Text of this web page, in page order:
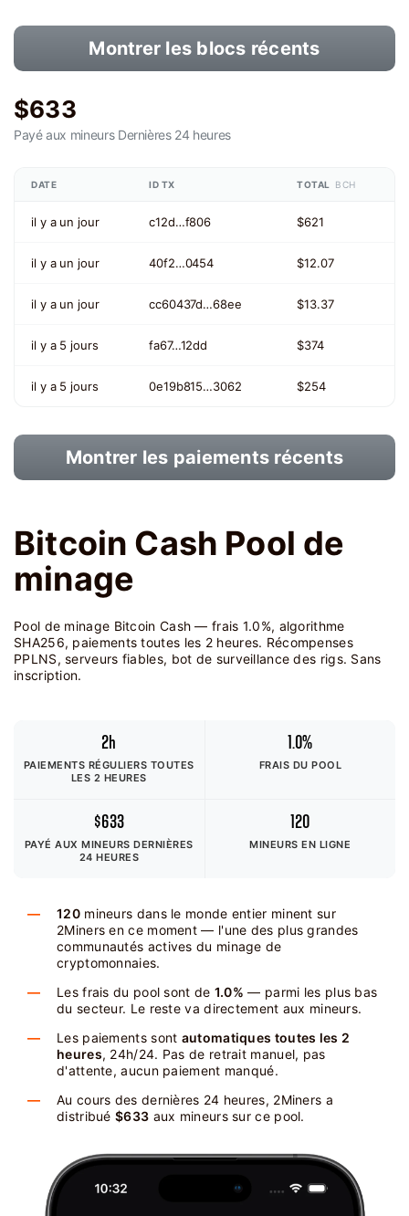
Montrer les blocs récents
$633
Payé aux mineurs Dernières 24 heures
DATE ID TX TOTAL BCH
il y a un jour c12d…f806 $621
il y a un jour 40f2…0454 $12.07
il y a un jour cc60437d…68ee $13.37
il y a 5 jours fa67…12dd $374
il y a 5 jours 0e19b815…3062 $254
Montrer les paiements récents
Bitcoin Cash Pool de
minage
Pool de minage Bitcoin Cash — frais 1.0%, algorithme
SHA256, paiements toutes les 2 heures. Récompenses
PPLNS, serveurs fiables, bot de surveillance des rigs. Sans
inscription.
2h
PAIEMENTS RÉGULIERS TOUTES
LES 2 HEURES
1.0%
FRAIS DU POOL
$633
PAYÉ AUX MINEURSDERNIÈRES
24 HEURES
120
MINEURS EN LIGNE
120mineurs dans le monde entier minent sur
2Miners en ce moment — l'une des plus grandes
communautés actives du minage de
cryptomonnaies.
Les frais du pool sont de 1.0% — parmi les plus bas
du secteur. Le reste va directement aux mineurs.
Les paiements sont automatiques toutes les 2
heures, 24h/24. Pas de retrait manuel, pas
d'attente, aucun paiement manqué.
Au cours des dernières 24 heures, 2Miners a
distribué $633 aux mineurs sur ce pool.